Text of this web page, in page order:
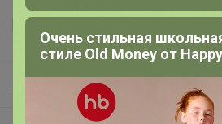
Очень стильная
стиле Old Money от